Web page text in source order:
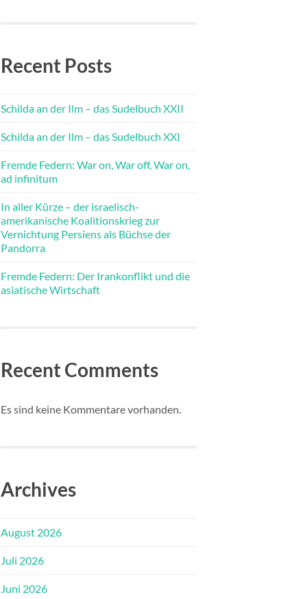
Recent Posts
Schilda an der Ilm – das Sudelbuch XXII
Schilda an der Ilm – das Sudelbuch XXI
Fremde Federn: War on, War off, War on,
ad infinitum
In aller Kürze – der israelisch-
amerikanische Koalitionskrieg zur
Vernichtung Persiens als Büchse der
Pandorra
Fremde Federn: Der Irankonflikt und die
asiatische Wirtschaft
Recent Comments
Es sind keine Kommentare vorhanden.
Archives
August 2026
Juli 2026
Juni 2026